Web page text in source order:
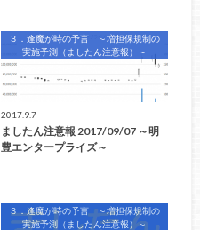
３．逢魔が時の予言 ～増担保規制の
実施予測（ましたん注意報）～
2017.9.7
ましたん注意報 2017/09/07 ～明
豊エンタープライズ～
３．逢魔が時の予言 ～増担保規制の
実施予測（ましたん注意報）～